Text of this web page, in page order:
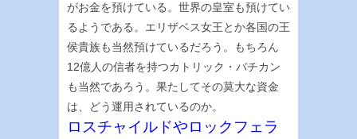
がお金を預けている。世界の皇室も預けてい
るようである。エリザベス女王とか各国の王
侯貴族も当然預けているだろう。もちろん
12億人の信者を持つカトリック・バチカン
も当然であろう。果たしてその莫大な資金
は、どう運用されているのか。
ロスチャイルドやロックフェラ